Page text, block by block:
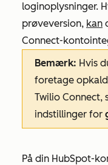
loginoplysninger.
prøveversion, kan
Connect-
Bemærk: Hvis
foretage
Twilio Connect,
indstillinger for
På din HubSpot-